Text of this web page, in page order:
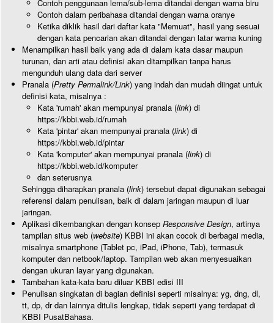
Contoh penggunaan lema/sub-lema ditandai dengan warna biru
Contoh dalam peribahasa ditandai dengan warna oranye
Ketika diklik hasil dari daftar kata "Memuat", hasil yang sesuai
dengan kata pencarian akan ditandai dengan latar warna kuning
Menampilkan hasil baik yang ada di dalam kata dasar maupun
turunan, dan arti atau definisi akan ditampilkan tanpa harus
mengunduh ulang data dari server
Pranala (Pretty Permalink/Link) yang indah dan mudah diingat untuk
definisi kata, misalnya :
Kata 'rumah' akan mempunyai pranala (link) di
https://kbbi.web.id/rumah
Kata 'pintar' akan mempunyai pranala (link) di
https://kbbi.web.id/pintar
Kata 'komputer' akan mempunyai pranala (link) di
https://kbbi.web.id/komputer
dan seterusnya
Sehingga diharapkan pranala (link) tersebut dapat digunakan sebagai
referensi dalam penulisan, baik di dalam jaringan maupun di luar
jaringan.
Aplikasi dikembangkan dengan konsep Responsive Design, artinya
tampilan situs web (website) KBBI ini akan cocok di berbagai media,
misalnya smartphone (Tablet pc, iPad, iPhone, Tab), termasuk
komputer dan netbook/laptop. Tampilan web akan menyesuaikan
dengan ukuran layar yang digunakan.
Tambahan kata-kata baru diluar KBBI edisi III
Penulisan singkatan di bagian definisi seperti misalnya: yg, dng, dl,
tt, dp, dr dan lainnya ditulis lengkap, tidak seperti yang terdapat di
KBBI PusatBahasa.